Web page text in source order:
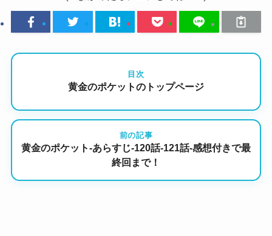
目次
黄金のポケットのトップページ
前の記事
黄金のポケット-あらすじ-120話-121話-感想付きで最
終回まで！